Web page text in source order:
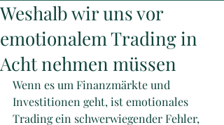
Weshalb wir uns vor
emotionalem Trading in
Acht nehmen müssen
Wenn es um Finanzmärkte und
Investitionen geht, ist emotionales
Trading ein schwerwiegender Fehler,